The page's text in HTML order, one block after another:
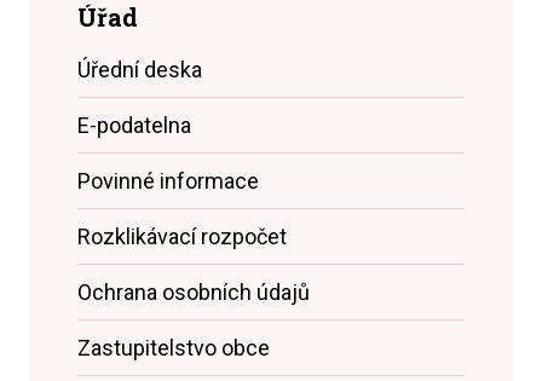
Úřad
Úřední deska
E-podatelna
Povinné informace
Rozklikávací rozpočet
Ochrana osobních údajů
Zastupitelstvo obce